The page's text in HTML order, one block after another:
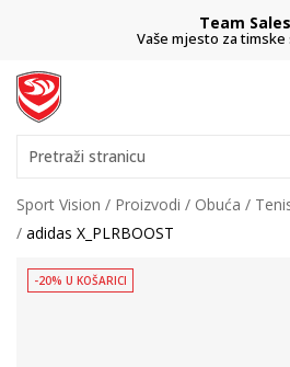
Team Sales
Vaše mjesto za
Pretraži stranicu
Sport Vision Proizvodi Obuća
adidas X_PLRBOOST
-20% U KOŠARICI